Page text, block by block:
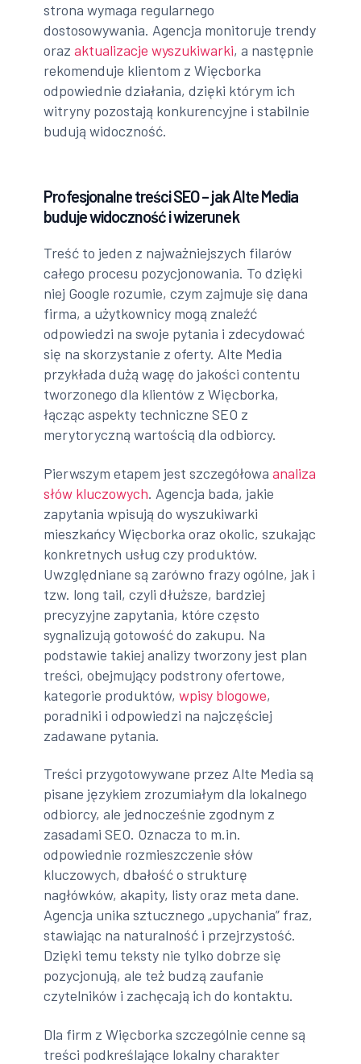
strona wymaga regularnego
dostosowywania. Agencja monitoruje trendy
orazaktualizacje wyszukiwarki, a następnie
rekomenduje klientom z Więcborka
odpowiednie działania, dzięki którym ich
witryny pozostają konkurencyjne i stabilnie
budują widoczność.
Profesjonalne treści SEO – jak Alte Media
buduje widoczność i wizerunek
Treść to jeden z najważniejszych filarów
całego procesu pozycjonowania. To dzięki
niej Google rozumie, czym zajmuje się dana
firma, a użytkownicy mogą znaleźć
odpowiedzi na swoje pytania i zdecydować
się na skorzystanie z oferty. Alte Media
przykłada dużą wagę do jakości contentu
tworzonego dla klientów z Więcborka,
łącząc aspekty techniczne SEO z
merytoryczną wartością dla odbiorcy.
Pierwszym etapem jest szczegółowaanaliza
słów kluczowych. Agencja bada, jakie
zapytania wpisują do wyszukiwarki
mieszkańcy Więcborka oraz okolic, szukając
konkretnych usług czy produktów.
Uwzględniane są zarówno frazy ogólne, jak i
tzw. long tail, czyli dłuższe, bardziej
precyzyjne zapytania, które często
sygnalizują gotowość do zakupu. Na
podstawie takiej analizy tworzony jest plan
treści, obejmujący podstrony ofertowe,
kategorie produktów,wpisy blogowe,
poradniki i odpowiedzi na najczęściej
zadawane pytania.
Treści przygotowywane przez Alte Media są
pisane językiem zrozumiałym dla lokalnego
odbiorcy, ale jednocześnie zgodnym z
zasadami SEO. Oznacza to m.in.
odpowiednie rozmieszczenie słów
kluczowych, dbałość o strukturę
nagłówków, akapity, listy oraz meta dane.
Agencja unika sztucznego „upychania” fraz,
stawiając na naturalność i przejrzystość.
Dzięki temu teksty nie tylko dobrze się
pozycjonują, ale też budzą zaufanie
czytelników i zachęcają ich do kontaktu.
Dla firm z Więcborka szczególnie cenne są
treści podkreślające lokalny charakter